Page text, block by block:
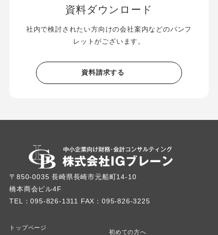
資料ダウンロード
社内で検討されたい方向けの会社案内などのパンフ
レットがございます。
資料請求する
〒850-0035 長崎県長崎市元船町14-10
橋本商会ビル4F
TEL：095-826-1311 FAX：095-826-3225
トップページ
初めての方へ